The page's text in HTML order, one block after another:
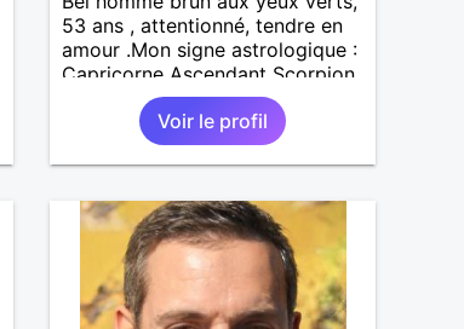
53 ans , attentionné, tendre en
amour .Mon signe astrologique :
Capricorne Ascendant Scorpion
Lune en Poisson pour cerné ma
personnalité : a rechercher sur la
toile ( Web) Mes loisirs
principaux : Internet, Lire, Le Jeu
manger un peu de tout, j'aime
beaucoup la nourriture Italienne
. Gouts Musicaux : Variété
Française, La Pop Music, Le
rock ...
Voir le profil